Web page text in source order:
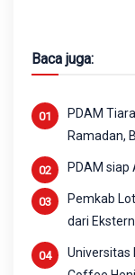
Baca juga:
PDAM
Ramadan,
PDAM
Pemkab
dari
Universitas